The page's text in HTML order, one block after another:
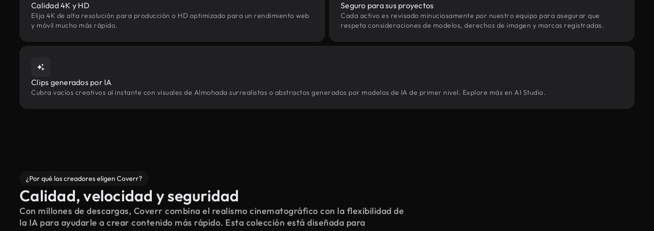
Calidad 4K y HD
Elija 4K de alta resolución para producción o HD optimizado para un rendimiento web
y móvil mucho más rápido.
Seguro para sus proyectos
Cada activo es revisado minuciosamente por nuestro equipo para asegurar que
respeta consideraciones de modelos, derechos de imagen y marcas registradas.
Clips generados por IA
Cubra vacíos creativos al instante con visuales de Almohada surrealistas o abstractos generados por modelos de IA de primer nivel. Explore más en AI Studio.
¿Por qué los creadores eligen Coverr?
Calidad, velocidad y seguridad
Con millones de descargas, Coverr combina el realismo cinematográfico con la flexibilidad de
la IA para ayudarle a crear contenido más rápido. Esta colección está diseñada para